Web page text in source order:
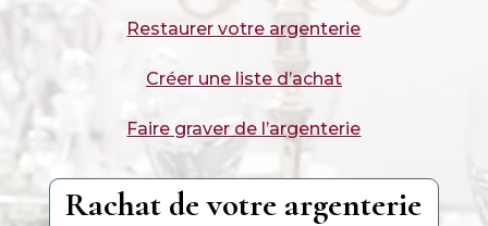
Restaurer votre argenterie
Créer une liste d’achat
Faire graver de l’argenterie
Rachat de votre argenterie